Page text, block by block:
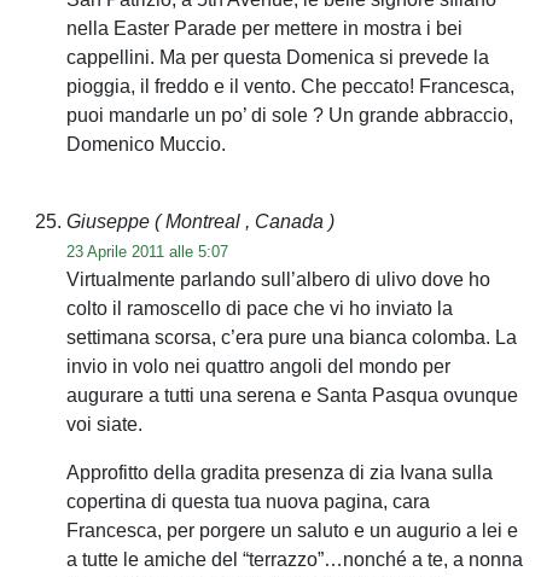
nella Easter Parade per mettere in mostra i bei
cappellini. Ma per questa Domenica si prevede la
pioggia, il freddo e il vento. Che peccato! Francesca,
puoi mandarle un po’ di sole ? Un grande abbraccio,
Domenico Muccio.
Giuseppe ( Montreal , Canada )
23 Aprile 2011 alle 5:07
Virtualmente parlando sull’albero di ulivo dove ho
colto il ramoscello di pace che vi ho inviato la
settimana scorsa, c’era pure una bianca colomba. La
invio in volo nei quattro angoli del mondo per
augurare a tutti una serena e Santa Pasqua ovunque
voi siate.
Approfitto della gradita presenza di zia Ivana sulla
copertina di questa tua nuova pagina, cara
Francesca, per porgere un saluto e un augurio a lei e
a tutte le amiche del “terrazzo”…nonché a te, a nonna